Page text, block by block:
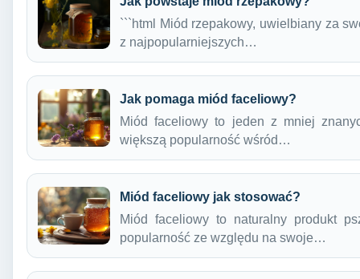
```html Miód rzepakowy, uwielbiany za
z najpopularniejszych…
Jak pomaga miód faceliowy?
Miód faceliowy to jeden z mniej
większą popularność wśród…
Miód faceliowy jak stosować?
Miód faceliowy to naturalny produkt
popularność ze względu na swoje…